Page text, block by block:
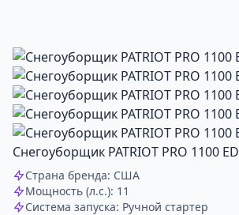
Снегоуборщик PATRIOT PRO 1100 ED
Страна бренда: США
Мощность (л.с.): 11
Система запуска: Ручной стартер